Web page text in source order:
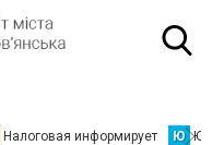
Налоговая информирует Ю